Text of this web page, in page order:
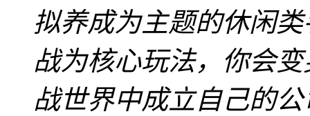
拟养成为主题的休闲
战为核心玩法，你会
战世界中成立自己的